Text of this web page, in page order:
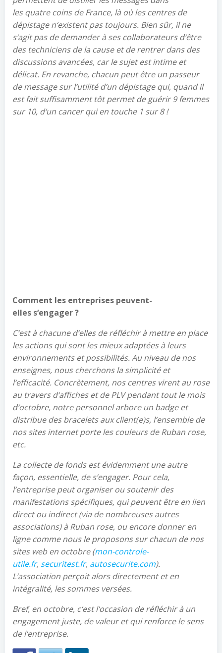
lesquatrecoins deFrance, là où les centres de
dépistage n‘existent pas toujours. Bien sûr, il ne
s‘agit pas de demander à ses collaborateurs d‘être
des techniciens de la cause et de rentrer dans des
discussions avancées, car le sujet est intime et
délicat. En revanche, chacun peut être un passeur
de message sur l‘utilité d‘un dépistage qui, quand il
est fait suffisamment tôt permet de guérir 9 femmes
sur 10, d‘un cancer qui en touche 1 sur8 !
Comment les entreprises peuvent-
elles s‘engager?
C‘està chacune d‘elles de réfléchir à mettre en place
les actions qui sont les mieux adaptées à leurs
environnements et possibilités. Au niveau de nos
enseignes, nous cherchons la simplicité et
l‘efficacité. Concrètement, nos centres virent au rose
au travers d‘affiches et de PLV pendant tout le mois
d‘octobre, notre personnel arbore un badge et
distribue des bracelets auxclient(e)s, l‘ensemble de
nos sites internet porte les couleurs de Ruban rose,
etc.
La collecte de fonds est évidemment une autre
façon, essentielle, de s’engager. Pour cela,
l’entreprise peut organiser ou soutenir des
manifestations spécifiques, qui peuvent être en lien
direct ou indirect (via de nombreuses autres
associations) à Ruban rose, ou encore donner en
ligne comme nous le proposons sur chacun de nos
sites web en octobre (mon-controle-
utile.fr, securitest.fr, autosecurite.com).
L’association perçoit alors directement et en
intégralité, les sommes versées.
Bref, en octobre, c‘est l‘occasion de réfléchir à un
engagement juste, de valeur et qui renforce le sens
de l‘entreprise.